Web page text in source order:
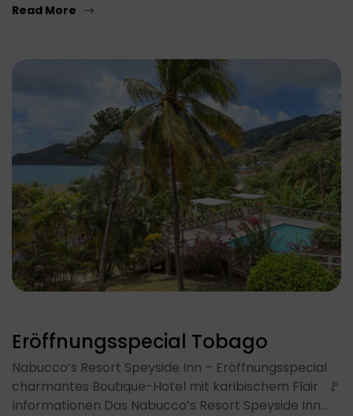
Read More
Eröffnungsspecial Tobago
Nabucco’s Resort Speyside Inn – Eröffnungsspecial
charmantes Boutique-Hotel mit karibischem Flair 🚩
Informationen Das Nabucco’s Resort Speyside Inn…